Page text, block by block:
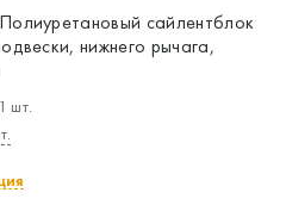
Полиуретановый сайлентблок
нижнего рычага,
шт.